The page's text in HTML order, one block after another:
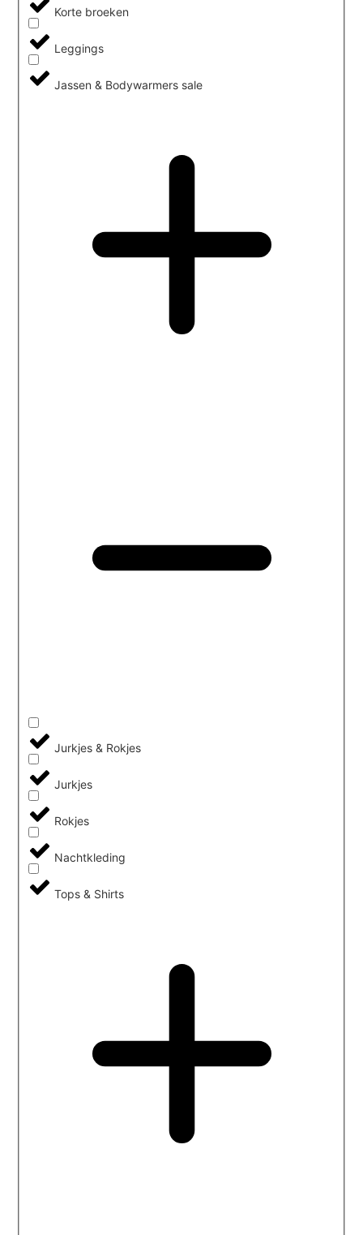
Korte broeken
Leggings
Jassen & Bodywarmers sale
Jurkjes & Rokjes
Jurkjes
Rokjes
Nachtkleding
Tops & Shirts